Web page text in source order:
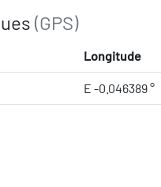
(GPS)
Longitude
E -0.046389 °